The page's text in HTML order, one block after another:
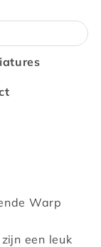
Warp
een leuk